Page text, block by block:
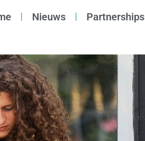
Nieuws Partnerships